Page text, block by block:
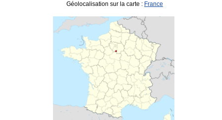
Géolocalisation sur la carte : France